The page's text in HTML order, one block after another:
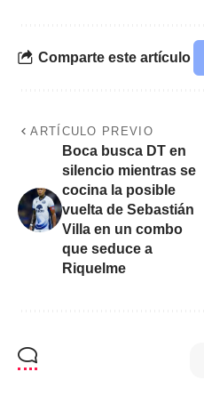
Comparte este artículo
ARTÍCULO PREVIO
Boca busca DT en
silencio mientras se
cocina la posible
vuelta de Sebastián
Villa en un combo
que seduce a
Riquelme